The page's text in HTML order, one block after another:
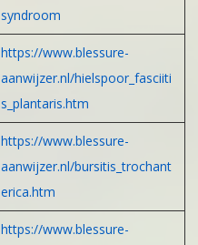
syndroom
https://www.blessure-
aanwijzer.nl/hielspoor_fasciiti
s_plantaris.htm
https://www.blessure-
aanwijzer.nl/bursitis_trochant
erica.htm
https://www.blessure-